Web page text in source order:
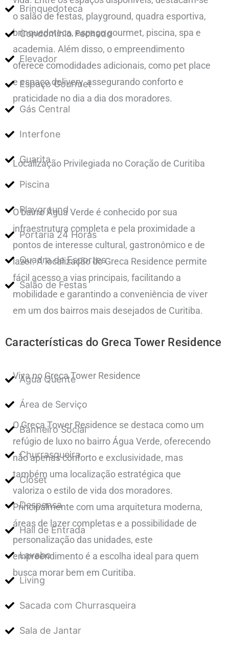
o salão de festas, playground, quadra esportiva,
brinquedoteca, espaço gourmet, piscina, spa e
academia. Além disso, o empreendimento
oferece comodidades adicionais, como pet place
e espaço delivery, assegurando conforto e
praticidade no dia a dia dos moradores.
Localização Privilegiada no Coração de Curitiba
O bairro Água Verde é conhecido por sua
infraestrutura completa e pela proximidade a
pontos de interesse cultural, gastronômico e de
lazer. A localização do Greca Residence permite
fácil acesso a vias principais, facilitando a
mobilidade e garantindo a conveniência de viver
em um dos bairros mais desejados de Curitiba.
Viva no Greca Tower Residence
O Greca Tower Residence se destaca como um
refúgio de luxo no bairro Água Verde, oferecendo
não apenas conforto e exclusividade, mas
também uma localização estratégica que
valoriza o estilo de vida dos moradores.
Principalmente com uma arquitetura moderna,
áreas de lazer completas e a possibilidade de
personalização das unidades, este
empreendimento é a escolha ideal para quem
busca morar bem em Curitiba.
Brinquedoteca
Condomínio Fechado
Elevador
Espaço Gourmet
Gás Central
Interfone
Guarita
Piscina
Playground
Portaria 24 Horas
Quadra de Esportes
Salão de Festas
Características do Greca Tower Residence
Água Quente
Área de Serviço
Banheiro Social
Churrasqueira
Closet
Despensa
Hall de Entrada
Lavabo
Living
Sacada com Churrasqueira
Sala de Jantar